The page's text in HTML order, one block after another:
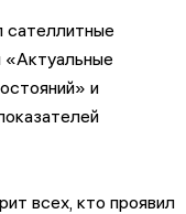
и
всех, кто проявил